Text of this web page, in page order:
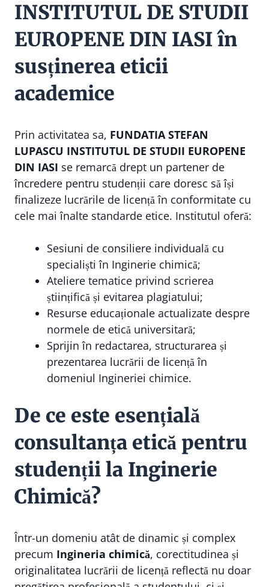
INSTITUTUL DE STUDII
EUROPENE DIN IASI în
susținerea eticii
academice
Prin activitatea sa, FUNDATIA STEFAN
LUPASCU INSTITUTUL DE STUDII EUROPENE
DIN IASI se remarcă drept un partener de
încredere pentru studenții care doresc să își
finalizeze lucrările de licență în conformitate cu
cele mai înalte standarde etice. Institutul oferă:
Sesiuni de consiliere individuală cu
specialiști în Inginerie chimică;
Ateliere tematice privind scrierea
științifică și evitarea plagiatului;
Resurse educaționale actualizate despre
normele de etică universitară;
Sprijin în redactarea, structurarea și
prezentarea lucrării de licență în
domeniul Ingineriei chimice.
De ce este esențială
consultanța etică pentru
studenții la Inginerie
Chimică?
Într-un domeniu atât de dinamic și complex
precum Ingineria chimică, corectitudinea și
originalitatea lucrării de licență reflectă nu doar